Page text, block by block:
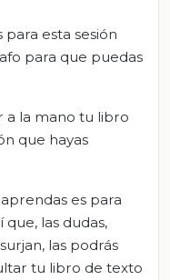
esta sesión
para que puedas
a la mano tu libro
que hayas
es para
las dudas,
las podrás
tu libro de texto